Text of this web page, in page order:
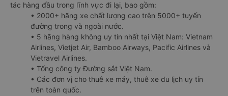
tác hàng đầu trong lĩnh vực đi lại, bao gồm:
• 2000+ hãng xe chất lượng cao trên 5000+ tuyến
đường trong và ngoài nước.
• 5 hãng hàng không uy tín nhất tại Việt Nam: Vietnam
Airlines, Vietjet Air, Bamboo Airways, Pacific Airlines và
Vietravel Airlines.
• Tổng công ty Đường sắt Việt Nam.
• Các đơn vị cho thuê xe máy, thuê xe du lịch uy tín
trên toàn quốc.